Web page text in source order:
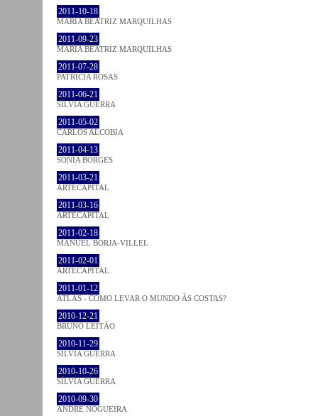
2011-10-18
MARIA BEATRIZ MARQUILHAS
2011-09-23
MARIA BEATRIZ MARQUILHAS
2011-07-28
PATRÍCIA ROSAS
2011-06-21
SÍLVIA GUERRA
2011-05-02
CARLOS ALCOBIA
2011-04-13
SÓNIA BORGES
2011-03-21
ARTECAPITAL
2011-03-16
ARTECAPITAL
2011-02-18
MANUEL BORJA-VILLEL
2011-02-01
ARTECAPITAL
2011-01-12
ATLAS - COMO LEVAR O MUNDO ÀS COSTAS?
2010-12-21
BRUNO LEITÃO
2010-11-29
SÍLVIA GUERRA
2010-10-26
SÍLVIA GUERRA
2010-09-30
ANDRÉ NOGUEIRA